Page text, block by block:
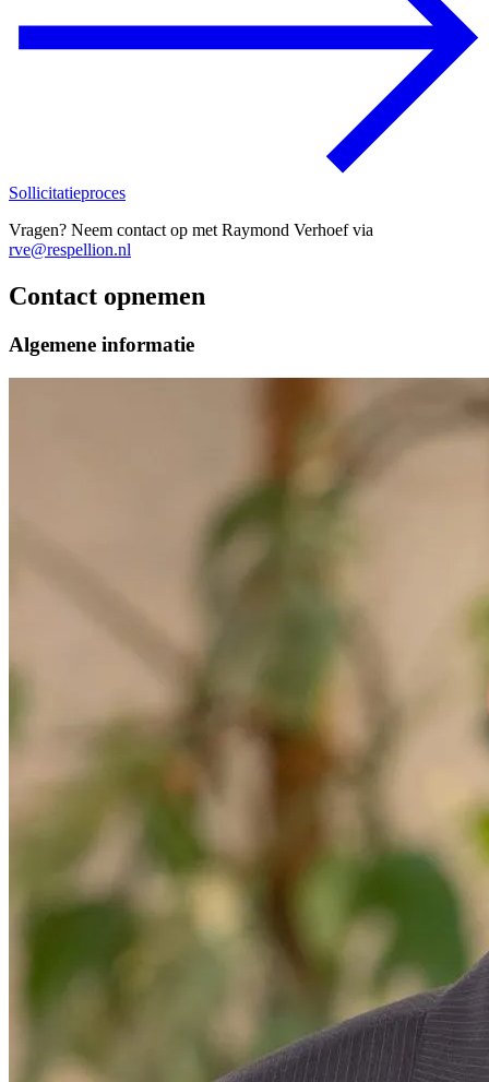
Sollicitatieproces
Vragen? Neem contact op met Raymond Verhoef via
rve@respellion.nl
Contact opnemen
Algemene informatie